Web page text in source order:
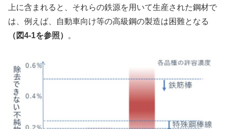
上に含まれると、それらの鉄源を用いて生産された鋼材で
は、例えば、自動車向け等の高級鋼の製造は困難となる
（図4-1を参照） 。